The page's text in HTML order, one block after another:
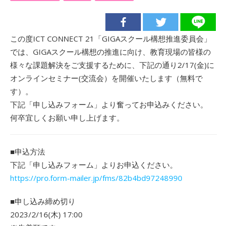
この度ICT CONNECT 21「GIGAスクール構想推進委員会」
では、GIGAスクール構想の推進に向け、教育現場の皆様の
様々な課題解決をご支援するために、下記の通り2/17(金)に
オンラインセミナー(交流会）を開催いたします（無料で
す）。
下記「申し込みフォーム」より奮ってお申込みください。
何卒宜しくお願い申し上げます。
■申込方法
下記「申し込みフォーム」よりお申込ください。
https://pro.form-mailer.jp/fms/82b4bd97248990
■申し込み締め切り
2023/2/16(木) 17:00